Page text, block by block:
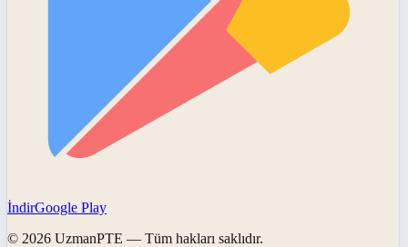
İndirGoogle Play
© 2026 UzmanPTE — Tüm hakları saklıdır.